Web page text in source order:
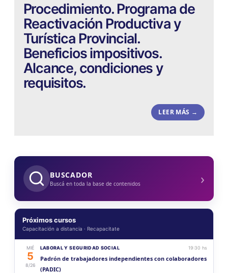
Procedimiento. Programa de
Reactivación Productiva y
Turística Provincial.
Beneficios impositivos.
Alcance, condiciones y
requisitos.
LEER MÁS →
BUSCADOR
Buscá en toda la base de contenidos ›
Próximos cursos
Capacitación a distancia · Recapacitate
MIÉ
5
8/26
LABORAL Y SEGURIDAD SOCIAL 19:30 hs
Padrón de trabajadores independientes con colaboradores
(PADIC)